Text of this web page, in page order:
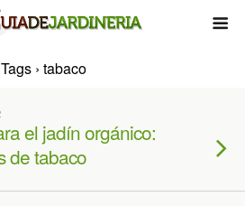
Tags › tabaco
el jadín orgánico:
de tabaco